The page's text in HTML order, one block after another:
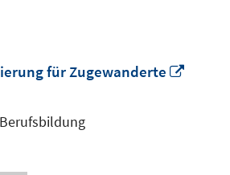
für Zugewanderte